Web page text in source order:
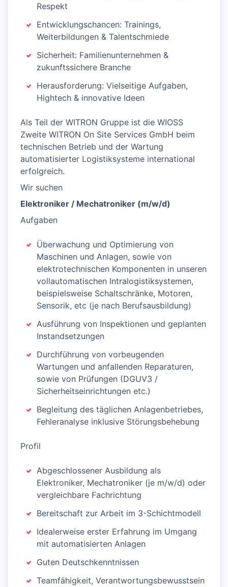
Respekt
Entwicklungschancen: Trainings,
Weiterbildungen & Talentschmiede
Sicherheit: Familienunternehmen &
zukunftssichere Branche
Herausforderung: Vielseitige Aufgaben,
Hightech & innovative Ideen
Als Teil der WITRON Gruppe ist die WIOSS
Zweite WITRON On Site Services GmbH beim
technischen Betrieb und der Wartung
automatisierter Logistiksysteme international
erfolgreich.
Wir suchen
Elektroniker / Mechatroniker (m/w/d)
Aufgaben
Überwachung und Optimierung von
Maschinen und Anlagen, sowie von
elektrotechnischen Komponenten in unseren
vollautomatischen Intralogistiksystemen,
beispielsweise Schaltschränke, Motoren,
Sensorik, etc (je nach Berufsausbildung)
Ausführung von Inspektionen und geplanten
Instandsetzungen
Durchführung von vorbeugenden
Wartungen und anfallenden Reparaturen,
sowie von Prüfungen (DGUV3 /
Sicherheitseinrichtungen etc.)
Begleitung des täglichen Anlagenbetriebes,
Fehleranalyse inklusive Störungsbehebung
Profil
Abgeschlossener Ausbildung als
Elektroniker, Mechatroniker (je m/w/d) oder
vergleichbare Fachrichtung
Bereitschaft zur Arbeit im 3-Schichtmodell
Idealerweise erster Erfahrung im Umgang
mit automatisierten Anlagen
Guten Deutschkenntnissen
Teamfähigkeit, Verantwortungsbewusstsein